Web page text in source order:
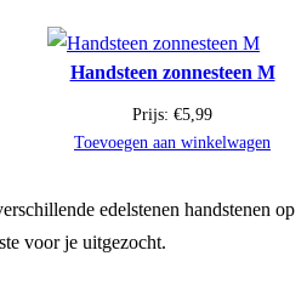
Handsteen zonnesteen M
Prijs: €5,99
Toevoegen aan winkelwagen
edelstenen handstenen op
voor je uitgezocht.